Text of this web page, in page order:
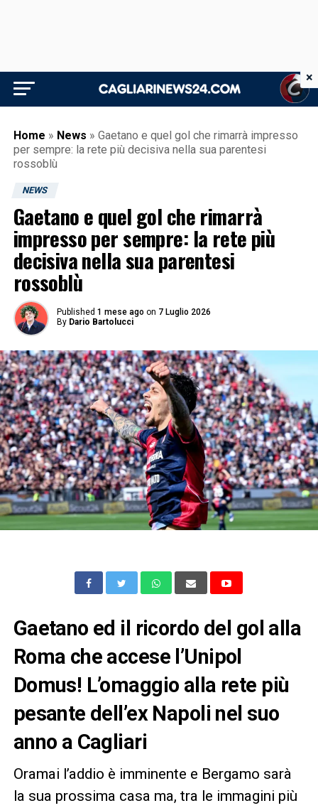
Home » News » Gaetano e quel gol che rimarrà impresso
per sempre: la rete più decisiva nella sua parentesi
rossoblù
NEWS
Gaetano e quel gol che rimarrà
impresso per sempre: la rete più
decisiva nella sua parentesi
rossoblù
Published 1 mese ago on 7 Luglio 2026
By Dario Bartolucci
Gaetano ed il ricordo del gol alla
Roma che accese l’Unipol
Domus! L’omaggio alla rete più
pesante dell’ex Napoli nel suo
anno a Cagliari
Oramai l’addio è imminente e Bergamo sarà
la sua prossima casa ma, tra le immagini più
×